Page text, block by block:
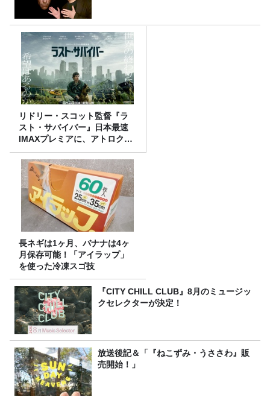
リドリー・スコット監督『ラ
スト・サバイバー』日本最速
IMAXプレミアに、アトロクリ
スナー60名をご招待！
長ネギは1ヶ月、バナナは4ヶ
月保存可能！「アイラップ」
を使った冷凍スゴ技
『CITY CHILL CLUB』8月のミュージッ
クセレクターが決定！
放送後記＆「『ねこずみ・うささわ』販
売開始！」